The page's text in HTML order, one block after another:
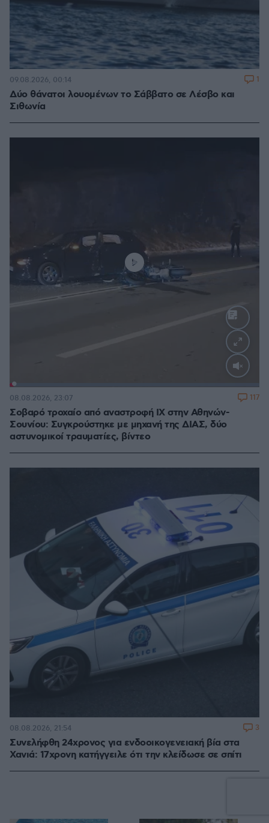
Δύο θάνατοι λουομένων το Σάββατο σε Λέσβο και
Σιθωνία
09.08.2026, 00:14 1
Σοβαρό τροχαίο από αναστροφή ΙΧ στην Αθηνών-
Σουνίου: Συγκρούστηκε με μηχανή της ΔΙΑΣ, δύο
αστυνομικοί τραυματίες, βίντεο
08.08.2026, 23:07 117
Συνελήφθη 24χρονος για ενδοοικογενειακή βία στα
Χανιά: 17χρονη κατήγγειλε ότι την κλείδωσε σε σπίτι
08.08.2026, 21:54 3